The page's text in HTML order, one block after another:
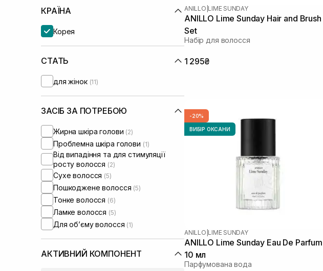
КРАЇНА
Корея
СТАТЬ
для жінок (11)
ЗАСІБ ЗА ПОТРЕБОЮ
Жирна шкіра голови (2)
Проблемна шкіра голови (1)
Від випадіння та для стимуляції
росту волосся (2)
Сухе волосся (5)
Пошкоджене волосся (5)
Тонке волосся (6)
Ламке волосся (5)
Для обʼєму волосся (1)
АКТИВНИЙ КОМПОНЕНТ
ANILLO LIME SUNDAY
ANILLO Lime Sunday Hair and Brush
Set
Набір для волосся
1 295₴
-20%
ВИБІР ОКСАНИ
ANILLO LIME SUNDAY
ANILLO Lime Sunday Eau De Parfum
10 мл
Парфумована вода